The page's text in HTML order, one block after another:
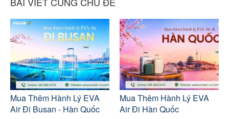
Mua Thêm Hành Lý EVA
Air Đi Busan - Hàn Quốc
Mua Thêm Hành Lý EVA
Air Đi Hàn Quốc